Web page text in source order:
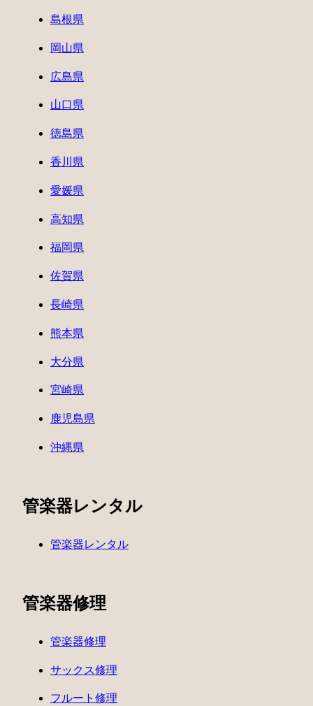
島根県
岡山県
広島県
山口県
徳島県
香川県
愛媛県
高知県
福岡県
佐賀県
長崎県
熊本県
大分県
宮崎県
鹿児島県
沖縄県
管楽器レンタル
管楽器レンタル
管楽器修理
管楽器修理
サックス修理
フルート修理